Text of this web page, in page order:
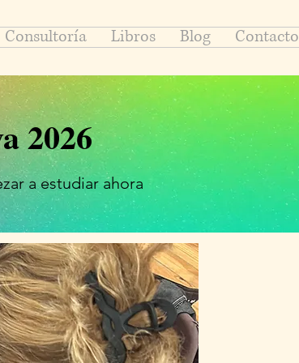
Consultoría Libros Blog Contacto
2026
a estudiar ahora